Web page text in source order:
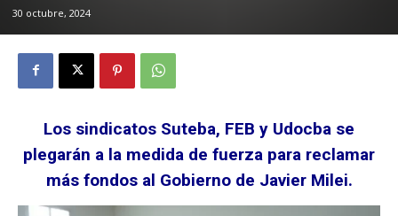
30 octubre, 2024
Los sindicatos Suteba, FEB y Udocba se
plegarán a la medida de fuerza para reclamar
más fondos al Gobierno de Javier Milei.